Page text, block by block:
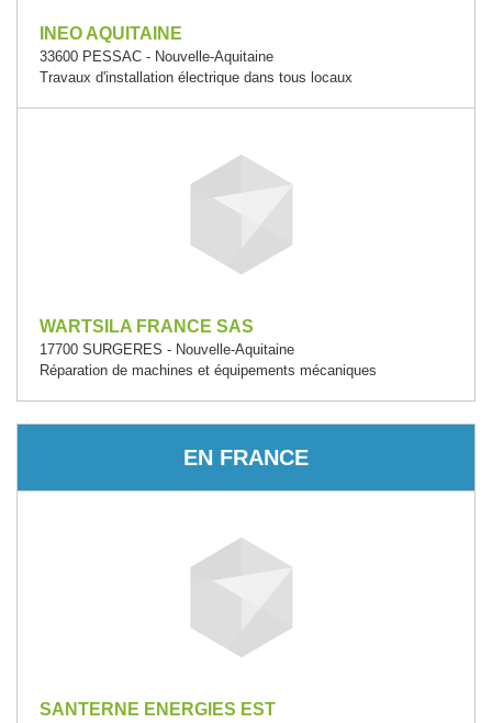
INEO AQUITAINE
33600 PESSAC - Nouvelle-Aquitaine
Travaux d'installation électrique dans tous locaux
WARTSILA FRANCE SAS
17700 SURGERES - Nouvelle-Aquitaine
Réparation de machines et équipements mécaniques
EN FRANCE
SANTERNE ENERGIES EST